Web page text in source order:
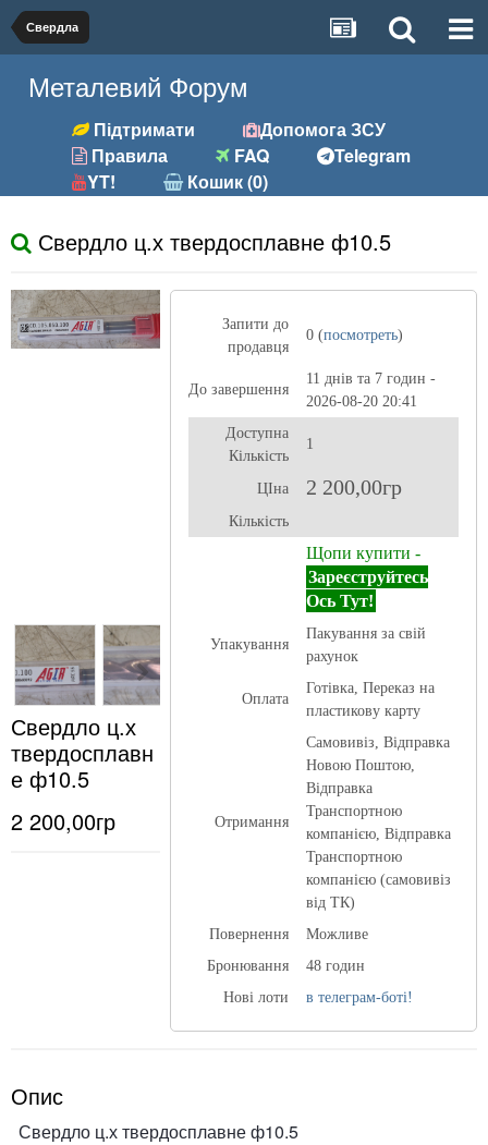
Свердла
Металевий Форум
Підтримати
Допомога ЗСУ
Правила
FAQ
Telegram
YT!
Кошик (0)
Свердло ц.х твердосплавне ф10.5
Свердло ц.х
твердосплавн
е ф10.5
2 200,00гр
Запити до
продавця
0 (посмотреть)
До завершення
11 днів та 7 годин -
2026-08-20 20:41
Доступна
Кількість
1
ЦІна 2 200,00гр
Кількість
Щопи купити -
Зареєструйтесь
Ось Тут!
Упакування
Пакування за свій
рахунок
Оплата
Готівка, Переказ на
пластикову карту
Отримання
Самовивіз, Відправка
Новою Поштою,
Відправка
Транспортною
компанією, Відправка
Транспортною
компанією (самовивіз
від ТК)
Повернення
Можливе
Бронювання
48 годин
Нові лоти
в телеграм-боті!
Опис
Свердло ц.х твердосплавне ф10.5